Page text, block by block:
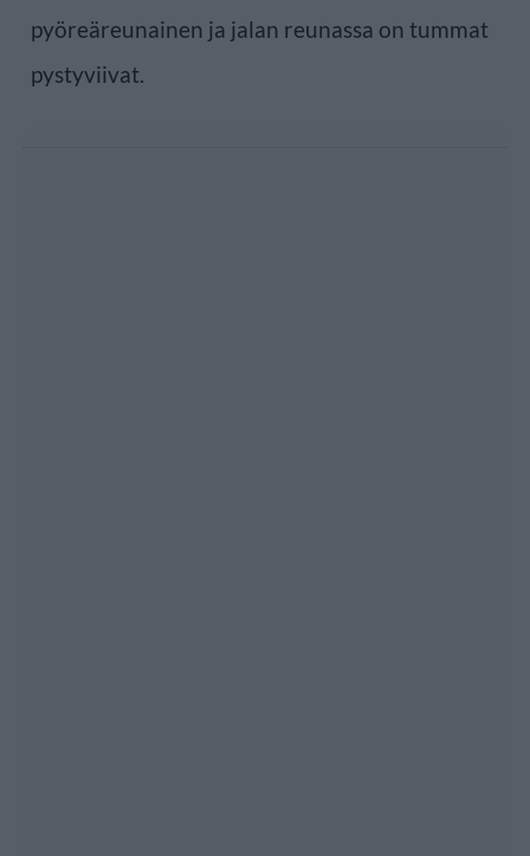
pyöreäreunainen ja jalan reunassa on tummat
pystyviivat.